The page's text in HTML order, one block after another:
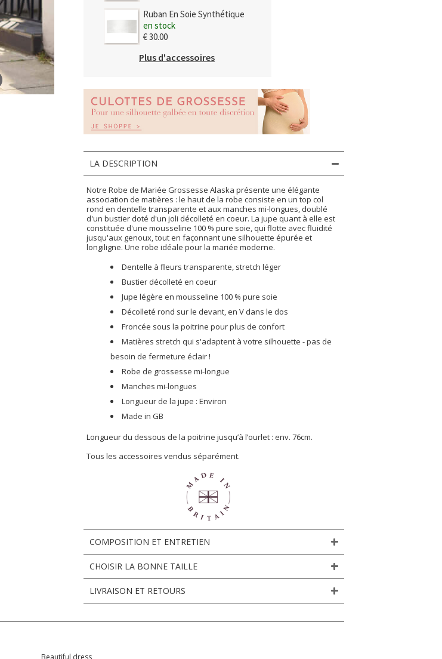
Ruban En Soie Synthétique
en stock
€ 30.00
Plus d'accessoires
LA DESCRIPTION
Notre Robe de Mariée Grossesse Alaska présente une élégante
association de matières : le haut de la robe consiste en un top col
rond en dentelle transparente et aux manches mi-longues, doublé
d'un bustier doté d'un joli décolleté en coeur. La jupe quant à elle est
constituée d'une mousseline 100 % pure soie, qui flotte avec fluidité
jusqu'aux genoux, tout en façonnant une silhouette épurée et
longiligne. Une robe idéale pour la mariée moderne.
Dentelle à fleurs transparente, stretch léger
Bustier décolleté en coeur
Jupe légère en mousseline 100 % pure soie
Décolleté rond sur le devant, en V dans le dos
Froncée sous la poitrine pour plus de confort
Matières stretch qui s'adaptent à votre silhouette - pas de
besoin de fermeture éclair !
Robe de grossesse mi-longue
Manches mi-longues
Longueur de la jupe : Environ
Made in GB
Longueur du dessous de la poitrine jusqu’à l’ourlet : env. 76cm.
Tous les accessoires vendus séparément.
COMPOSITION ET ENTRETIEN
CHOISIR LA BONNE TAILLE
LIVRAISON ET RETOURS
Beautiful dress